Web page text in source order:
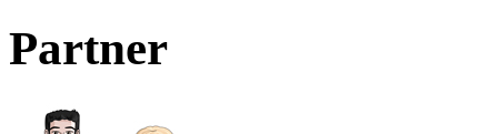
Partner